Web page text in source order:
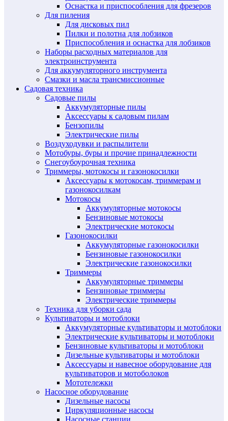
Оснастка и приспособления для фрезеров
Для пиления
Для дисковых пил
Пилки и полотна для лобзиков
Приспособления и оснастка для лобзиков
Наборы расходных материалов для
электроинструмента
Для аккумуляторного инструмента
Смазки и масла трансмиссионные
Садовая техника
Садовые пилы
Аккумуляторные пилы
Аксессуары к садовым пилам
Бензопилы
Электрические пилы
Воздуходувки и распылители
Мотобуры, буры и прочие принадлежности
Снегоубоурочная техника
Триммеры, мотокосы и газонокосилки
Аксессуары к мотокосам, триммерам и
газонокосилкам
Мотокосы
Аккумуляторные мотокосы
Бензиновые мотокосы
Электрические мотокосы
Газонокосилки
Аккумуляторные газонокосилки
Бензиновые газонокосилки
Электрические газонокосилки
Триммеры
Аккумуляторные триммеры
Бензиновые триммеры
Электрические триммеры
Техника для уборки сада
Культиваторы и мотоблоки
Аккумуляторные культиваторы и мотоблоки
Электрические культиваторы и мотоблоки
Бензиновые культиваторы и мотоблоки
Дизельные культиваторы и мотоблоки
Аксессуары и навесное оборудование для
культиваторов и мотоболоков
Мототележки
Насосное оборудование
Дизельные насосы
Циркуляционные насосы
Насосные станции